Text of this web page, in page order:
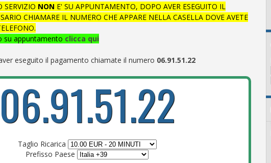
SERVIZIO NON E' SU APPUNTAMENTO, DOPO AVER ESEGUITO IL
CHIAMARE IL NUMERO CHE APPARE NELLA CASELLA DOVE AVETE
su appuntamento clicca qui
eseguito il pagamento chiamate il numero 06.91.51.22
06.91.51.22
Taglio Ricarica
Prefisso Paese